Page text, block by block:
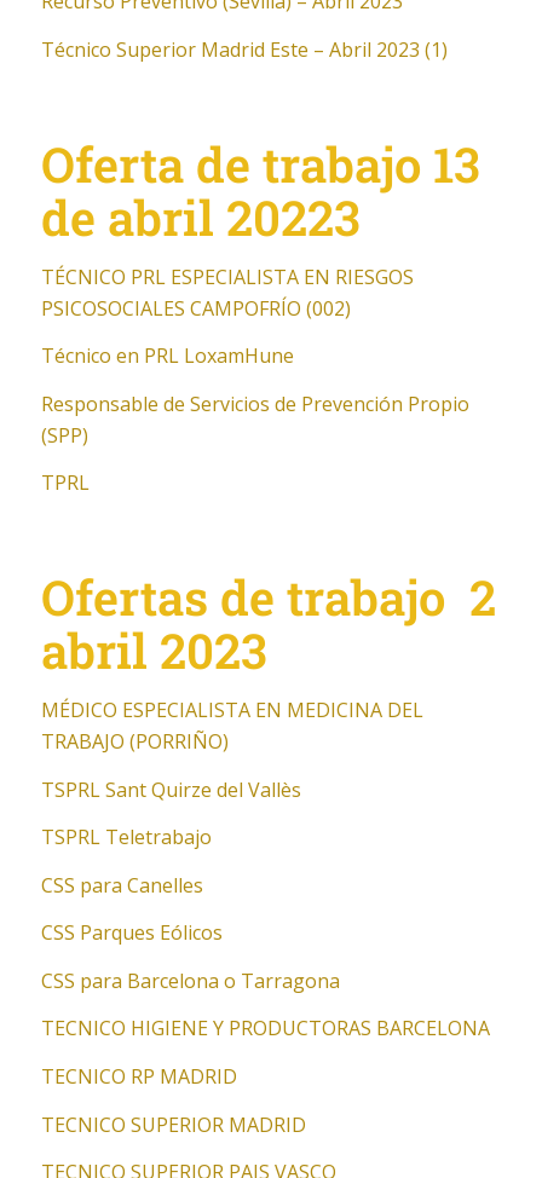
Técnico Superior Madrid Este – Abril 2023 (1)
Oferta de trabajo 13
de abril 20223
TÉCNICO PRL ESPECIALISTA EN RIESGOS
PSICOSOCIALES CAMPOFRÍO (002)
Técnico en PRL LoxamHune
Responsable de Servicios de Prevención Propio
(SPP)
TPRL
Ofertas de trabajo 2
abril 2023
MÉDICO ESPECIALISTA EN MEDICINA DEL
TRABAJO (PORRIÑO)
TSPRL Sant Quirze del Vallès
TSPRL Teletrabajo
CSS para Canelles
CSS Parques Eólicos
CSS para Barcelona o Tarragona
TECNICO HIGIENE Y PRODUCTORAS BARCELONA
TECNICO RP MADRID
TECNICO SUPERIOR MADRID
TECNICO SUPERIOR PAIS VASCO